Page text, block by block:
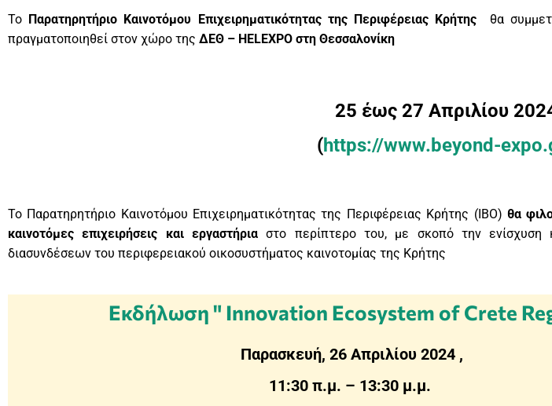
Το Παρατηρητήριο Καινοτόμου Επιχειρηματικότητας της Περιφέρειας Κρήτης θα
πραγματοποιηθεί στον χώρο της ΔΕΘ – HELEXPO στη Θεσσαλονίκη
25 έως 27 Απριλίου
(https://www.beyond -
Το Παρατηρητήριο Καινοτόμου Επιχειρηματικότητας της Περιφέρειας Κρήτης (ΙΒΟ) θα
καινοτόμες επιχειρήσεις και εργαστήριαστο περίπτερο του, με σκοπό την ενίσχυση
διασυνδέσεων του περιφερειακού οικοσυστήματος καινοτομίας της Κρήτης
Εκδήλωση " Innovation Ecosystem of Crete
Παρασκευή, 26 Απριλίου 2024 ,
11:30 π.μ. – 13:30 μ.μ.